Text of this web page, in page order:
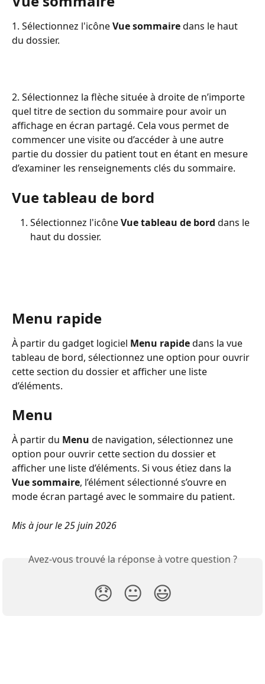
1. Sélectionnez l'icône Vue sommaire dans le haut
du dossier.
2. Sélectionnez la flèche située à droite de n’importe
quel titre de section du sommaire pour avoir un
affichage en écran partagé. Cela vous permet de
commencer une visite ou d’accéder à une autre
partie du dossier du patient tout en étant en mesure
d’examiner les renseignements clés du sommaire.
Vue tableau de bord
Sélectionnez l'icône Vue tableau de bord dans le
haut du dossier.
Menu rapide
À partir du gadget logiciel Menu rapide dans la vue
tableau de bord, sélectionnez une option pour ouvrir
cette section du dossier et afficher une liste
d’éléments.
Menu
À partir du Menu de navigation, sélectionnez une
option pour ouvrir cette section du dossier et
afficher une liste d’éléments. Si vous étiez dans la
Vue sommaire, l’élément sélectionné s’ouvre en
mode écran partagé avec le sommaire du patient.
Mis à jour le 25 juin 2026
Avez-vous trouvé la réponse à votre question ?
😞 😐 😃